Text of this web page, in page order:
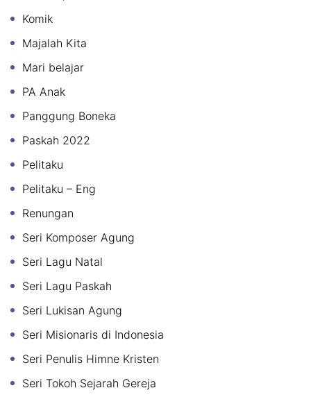
Komik
Majalah Kita
Mari belajar
PA Anak
Panggung Boneka
Paskah 2022
Pelitaku
Pelitaku – Eng
Renungan
Seri Komposer Agung
Seri Lagu Natal
Seri Lagu Paskah
Seri Lukisan Agung
Seri Misionaris di Indonesia
Seri Penulis Himne Kristen
Seri Tokoh Sejarah Gereja